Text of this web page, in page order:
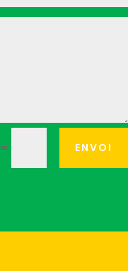
= ENVOI